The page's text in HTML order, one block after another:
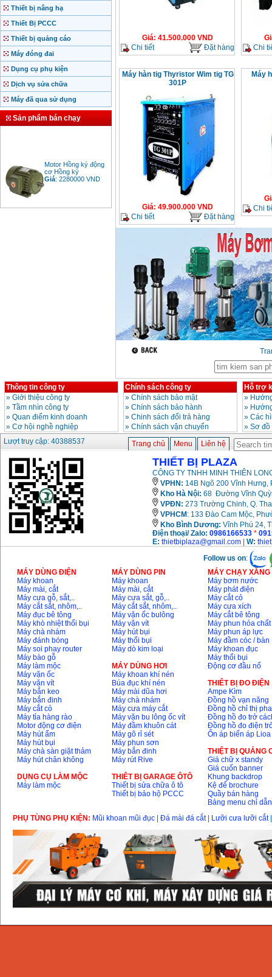
Thiết bị nâng hạ
Thiết Bị PCCC
Thiết bị quảng cáo
Máy đóng đai
Dụng cụ phụ kiện
Dịch vụ sửa chữa
Máy đã qua sử dụng
Sản phẩm bán chạy
Motor Hồng ký động
cơ Hồng ký
Giá :2280000 VND
Giá:29900000VND
Máy cắt góc đa năng
Makita LS1019L
(1510W)
Giá :14068000
Bộ máy khoan 100
chi tiết Bosch GSB
13RE (650W)
Giá:2200000
Máy khoan Bosch
Giá:1850000VND
Động cơ xăng Honda
GX160 (5.5HP)
Giá:
Máy mài 100mm
Makita 9553B (710W)
Giá:1296000
Giá: 41.500.000 VND
Chi tiết
Đặt hàng
Chi
Máy hàn tig Thyristor Wim tig TG
301P
Giá: 49.900.000 VND
Chi tiết
Đặt hàng
Máy
Chi
Thông tin công ty
» Giới thiệu công ty
» Tầm nhìn công ty
» Quan điểm kinh doanh
» Cơ hội nghề nghiệp
Chính sách công ty
» Chính sách bảo mật
» Chính sách bảo hành
» Chinh sách đổi trả hàng
» Chính sách vận chuyển
Hỗ trợ
»
»
» Các
» Sơ
Lượt truy cập: 40388537
Trang chủ Menu Liên hệ
THIẾT BỊ PLAZA
CÔNG TY TNHH MINH THIÊN
VPHN: 14B Ngõ 200 Vĩnh Hưng,
Kho Hà Nội: 68 Đường Vĩnh
VPĐN: 273 Trường Chinh, Q.
VPHCM : 133 Đào Cam Mộc,
Kho Bình Dương: Vĩnh Phú 24,
Điện thoại/ Zalo: 0986166533 *
E: thietbiplaza@gmail.com W:
Follow us on:
MÁY DÙNG ĐIỆN
Máy khoan
Máy mài, cắt
Máy cưa gỗ, sắt,..
Máy cắt sắt, nhôm,..
Máy đục bê tông
Máy khò nhiệt thổi bụi
Máy chà nhám
Máy đánh bóng
Máy soi phay router
Máy bào gỗ
Máy làm mộc
Máy vặn ốc
Máy vặn vít
Máy bắn keo
Máy bắn đinh
Máy cắt cỏ
Máy tỉa hàng rào
Motor động cơ điện
Máy hút ẩm
Máy hút bụi
Máy chà sàn giặt thảm
Máy hút chân không
DỤNG CỤ LÀM MỘC
Máy làm mộc
MÁY DÙNG PIN
Máy khoan
Máy mài, cắt
Máy cưa sắt, gỗ,..
Máy cắt sắt, nhôm,..
Máy vặn ốc bulông
Máy vặn vít
Máy hút bụi
Máy thổi bụi
Máy dò kim loại
MÁY DÙNG HƠI
Máy khoan khí nén
Búa đục khí nén
Máy mài dũa hơi
Máy chà nhám
Máy cưa máy cắt
Máy vặn bu lông ốc vít
Máy đầm khuôn cát
Máy gõ rỉ sét
Máy phun sơn
Máy bắn đinh
Máy rút Rive
THIÊT BỊ GARAGE ÔTÔ
Thiết bị sửa chữa ô tô
Thiết bị bảo hộ PCCC
MÁY CHẠY
Máy bơm nước
Máy phát điện
Máy cắt cỏ
Máy cưa xích
Máy cắt bê tông
Máy phun hóa chất
Máy phun áp lực
Máy đầm cóc / bàn
Máy khoan đục
Máy thổi bụi
Động cơ đầu nổ
THIÊT BỊ ĐO ĐIỆN
Ampe Kìm
Đồng hồ vạn năng
Đồng hồ chỉ thị pha
Đồng hồ đo trở
Đồng hồ đo điện
Ổn áp biến áp Lioa
THIỆT BỊ QUẢNG
Giá chữ x standy
Giá cuốn banner
Khung backdrop
Kệ để brochure
Quầy bán hàng
Bảng menu chỉ dẫn
PHỤ TÙNG PHỤ KIỆN: Mũi khoan mũi đục Đá mài đá cắt| Lưỡi cưa lưỡi cắt